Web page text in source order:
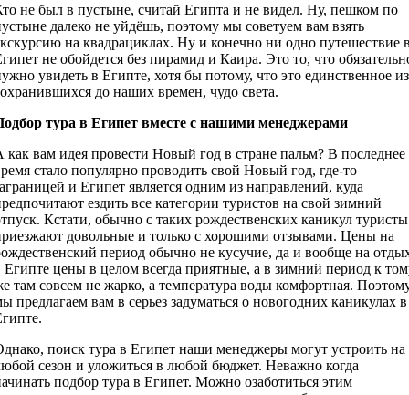
не был в пустыне, считай Египта и не видел. Ну, пешком по
далеко не уйдёшь, поэтому мы советуем вам взять
на квадрациклах. Ну и конечно ни одно путешествие
не обойдется без пирамид и Каира. Это то, что
увидеть в Египте, хотя бы потому, что это единственное из
до наших времен, чудо света.
тура в Египет вместе с нашими менеджерами
как вам идея провести Новый год в стране пальм? В последнее
стало популярно проводить свой Новый год, где-то
и Египет является одним из направлений, куда
ездить все категории туристов на свой зимний
Кстати, обычно с таких рождественских каникул туристы
довольные и только с хорошими отзывами. Цены на
период обычно не кусучие, да и вообще на
Египте цены в целом всегда приятные, а в зимний период к
там совсем не жарко, а температура воды комфортная.
предлагаем вам в серьез задуматься о новогодних каникулах в
поиск тура в Египет наши менеджеры могут устроить на
сезон и уложиться в любой бюджет. Неважно когда
подбор тура в Египет. Можно озаботиться этим